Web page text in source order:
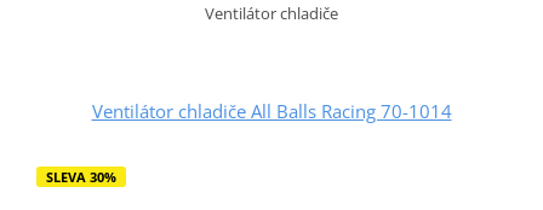
Ventilátor chladiče
Ventilátor chladiče All Balls Racing 70-1014
SLEVA 30%